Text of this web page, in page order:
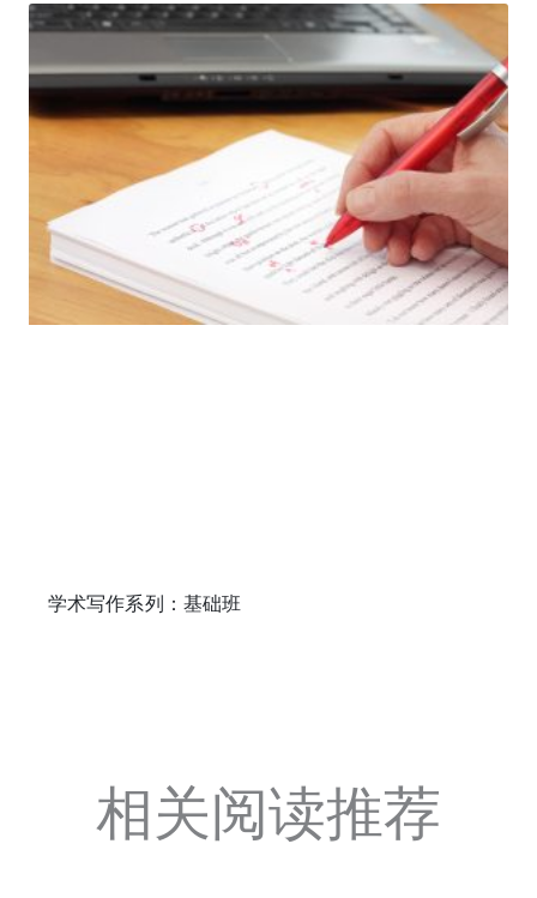
学术写作系列：基础班
相关阅读推荐